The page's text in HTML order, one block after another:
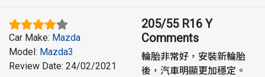
Car Make: Mazda
Model: Mazda3
Review Date: 24/02/2021
205/55 R16 Y
Comments
輪胎非常好，安裝新輪胎
後，汽車明顯更加穩定。